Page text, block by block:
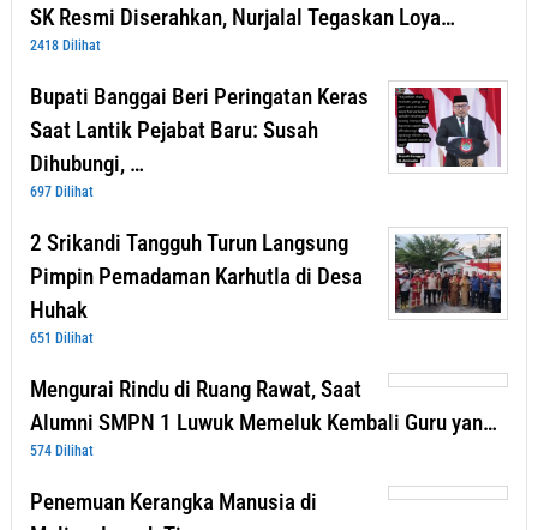
SK Resmi Diserahkan, Nurjalal Tegaskan Loya…
2418 Dilihat
Bupati Banggai Beri Peringatan Keras
Saat Lantik Pejabat Baru: Susah
Dihubungi, …
697 Dilihat
2 Srikandi Tangguh Turun Langsung
Pimpin Pemadaman Karhutla di Desa
Huhak
651 Dilihat
Mengurai Rindu di Ruang Rawat, Saat
Alumni SMPN 1 Luwuk Memeluk Kembali Guru yan…
574 Dilihat
Penemuan Kerangka Manusia di